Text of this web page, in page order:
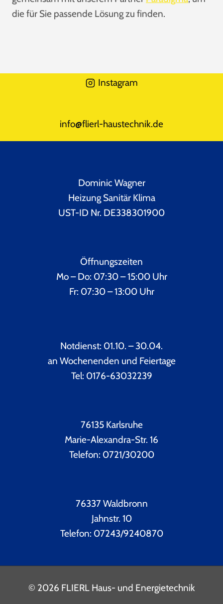
die für Sie passende Lösung zu finden.
Instagram
info@flierl-haustechnik.de
Dominic Wagner
Heizung Sanitär Klima
UST-ID Nr. DE338301900
Öffnungszeiten
Mo – Do: 07:30 – 15:00 Uhr
Fr: 07:30 – 13:00 Uhr
Notdienst: 01.10. – 30.04.
an Wochenenden und Feiertage
Tel: 0176-63032239
76135 Karlsruhe
Marie-Alexandra-Str. 16
Telefon: 0721/30200
76337 Waldbronn
Jahnstr. 10
Telefon: 07243/9240870
© 2026 FLIERL Haus- und Energietechnik